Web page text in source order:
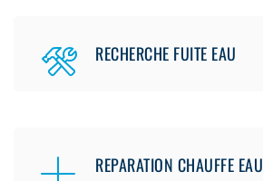
RECHERCHE FUITE EAU
REPARATION CHAUFFE EAU